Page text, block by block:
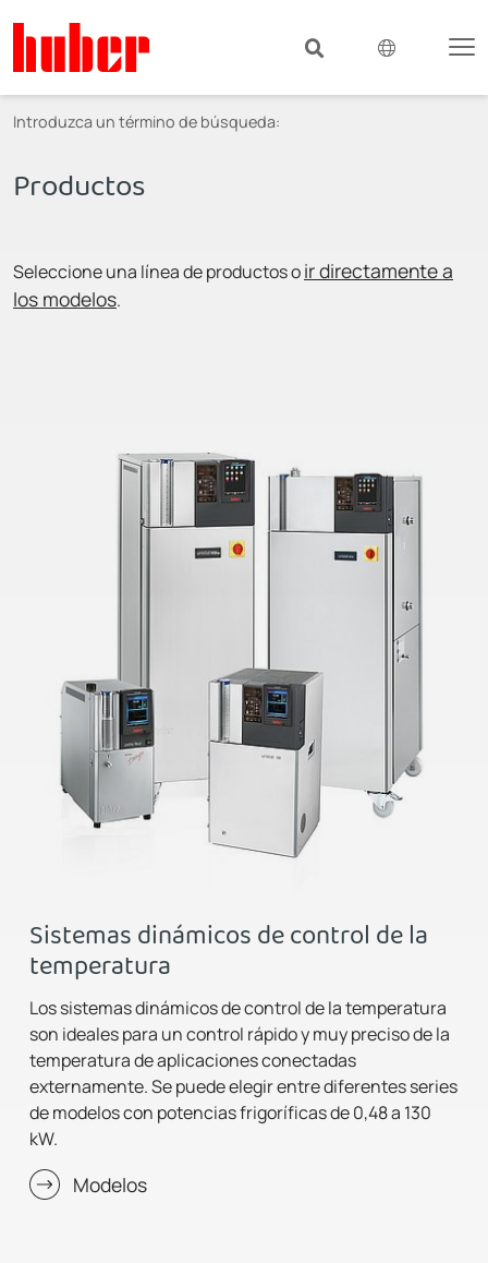
Introduzca un término de búsqueda:
Productos
Seleccione una línea de productos oir directamente a
los modelos.
Sistemas dinámicos de control de la
temperatura
Los sistemas dinámicos de control de la temperatura
son ideales para un control rápido y muy preciso de la
temperatura de aplicaciones conectadas
externamente. Se puede elegir entre diferentes series
de modelos con potencias frigoríficas de 0,48 a 130
kW.
Modelos